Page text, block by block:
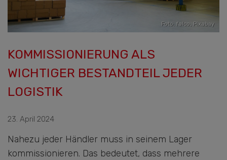
Foto: falco, Pixabay
KOMMISSIONIERUNG ALS
WICHTIGER BESTANDTEIL JEDER
LOGISTIK
23. April 2024
Nahezu jeder Händler muss in seinem Lager
kommissionieren. Das bedeutet, dass mehrere